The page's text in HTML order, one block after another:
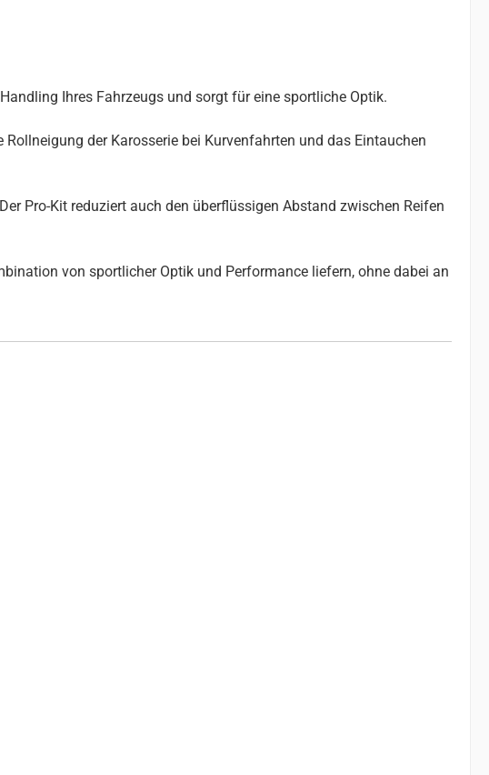
Ihres Fahrzeugs und sorgt für eine sportliche Optik.
der Karosserie bei Kurvenfahrten und das Eintauchen
Pro-Kit reduziert auch den überflüssigen Abstand zwischen Reifen
von sportlicher Optik und Performance liefern, ohne dabei an